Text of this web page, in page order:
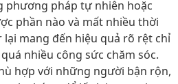
phương pháp tự nhiên hoặc
phần nào và mất nhiều thời
lại mang đến hiệu quả rõ rệt chỉ
nhiều công sức chăm sóc.
hợp với những người bận rộn,